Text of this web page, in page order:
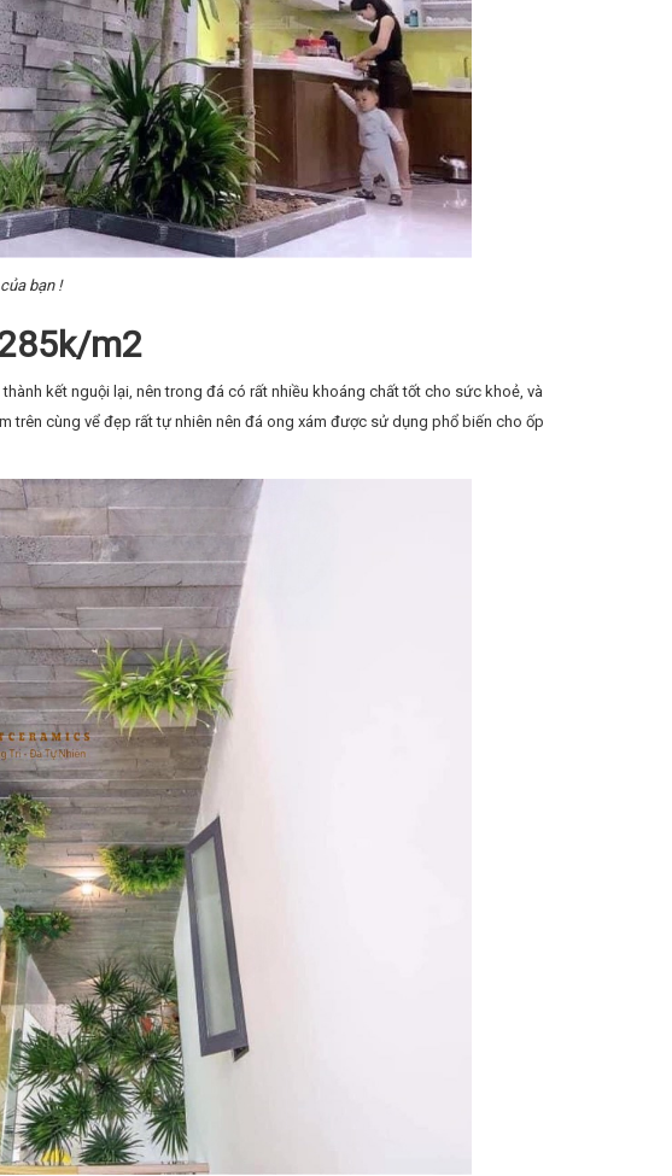
bạn !
m2
kết nguội lại, nên trong đá có rất nhiều khoáng chất tốt cho sức khoẻ, và
trên cùng vể đẹp rất tự nhiên nên đá ong xám được sử dụng phổ biến cho ốp